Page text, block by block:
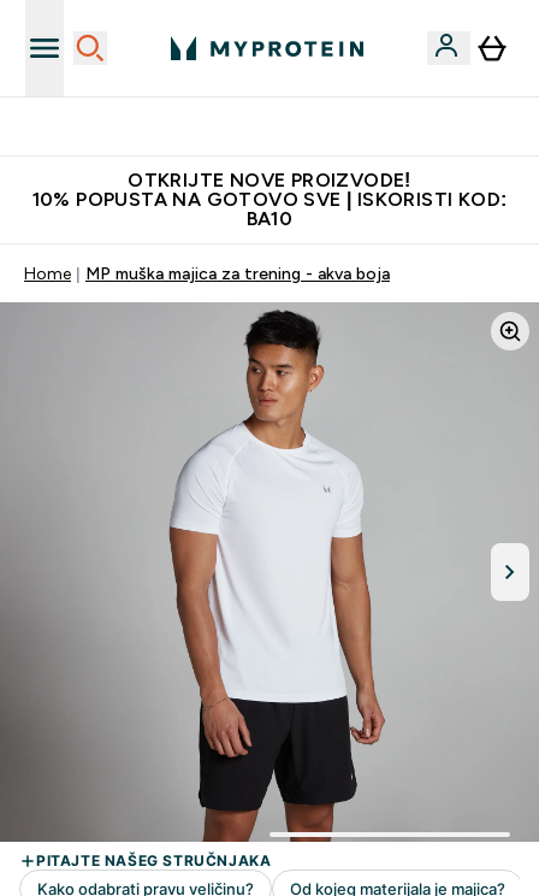
OTKRIJTE NOVE PROIZVODE!
10% POPUSTA NA GOTOVO SVE | ISKORISTI KOD:
BA10
Home MP muška majica za trening - akva boja